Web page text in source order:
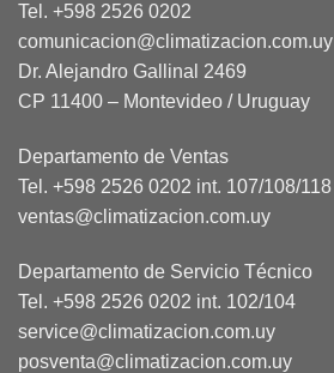
Tel. +598 2526 0202
comunicacion@climatizacion.com.uy
Dr. Alejandro Gallinal 2469
CP 11400 – Montevideo / Uruguay
Departamento de Ventas
Tel. +598 2526 0202 int. 107/108/118
ventas@climatizacion.com.uy
Departamento de Servicio Técnico
Tel. +598 2526 0202 int. 102/104
service@climatizacion.com.uy
posventa@climatizacion.com.uy